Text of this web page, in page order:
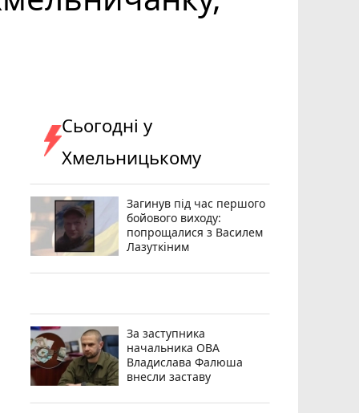
Сьогодні у
Хмельницькому
Загинув під час першого
бойового виходу:
попрощалися з Василем
Лазуткіним
За заступника
начальника ОВА
Владислава Фалюша
внесли заставу